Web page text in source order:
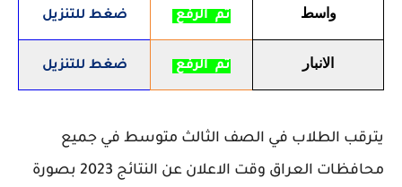
واسط تم الرفع ضغط للتنزيل
الانبار تم الرفع ضغط للتنزيل
يترقب الطلاب في الصف الثالث متوسط في جميع
محافظات العراق وقت الاعلان عن النتائج 2023 بصورة